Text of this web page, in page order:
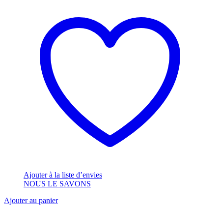
Ajouter à la liste d’envies
NOUS LE SAVONS
Ajouter au panier